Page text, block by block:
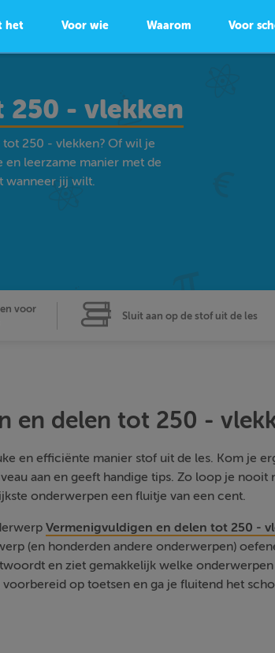
het Voor wie Waarom Voor
250 - vlekken
250 - vlekken? Of wil je
leerzame manier met de
wanneer jij wilt.
voor
Sluit aan op de stof uit de les
en delen tot 250 -
en efficiënte manier stof uit de les. Kom je
aan en geeft handige tips. Zo loop je nooit
onderwerpen een fluitje van een cent.
Vermenigvuldigen en delen tot 250 -
(en honderden andere onderwerpen)
en ziet gemakkelijk welke
op toetsen en ga je fluitend het